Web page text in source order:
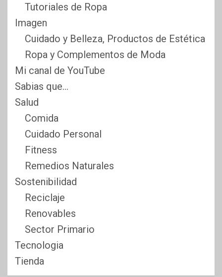
Tutoriales de Ropa
Imagen
Cuidado y Belleza, Productos de Estética
Ropa y Complementos de Moda
Mi canal de YouTube
Sabias que…
Salud
Comida
Cuidado Personal
Fitness
Remedios Naturales
Sostenibilidad
Reciclaje
Renovables
Sector Primario
Tecnologia
Tienda